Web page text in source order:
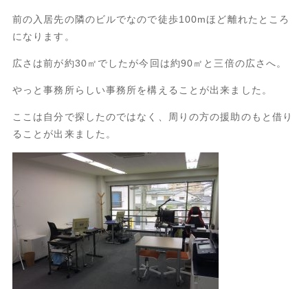
前の入居先の隣のビルでなので徒歩100mほど離れたところ
になります。
広さは前が約30㎡でしたが今回は約90㎡と三倍の広さへ。
やっと事務所らしい事務所を構えることが出来ました。
ここは自分で探したのではなく、周りの方の援助のもと借り
ることが出来ました。